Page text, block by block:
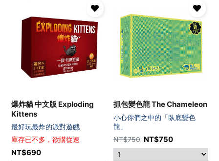
爆炸貓 中文版 Exploding
Kittens
最好玩最炸的派對遊戲
庫存已不多，欲購從速
NT$690
抓包變色龍 The Chameleon
小心你們之中的「臥底變色
龍」
NT$750 NT$750